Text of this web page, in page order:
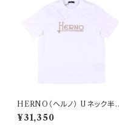
HERNO（ヘルノ） Uネック半
Tシャツ JG000154U 52010 1
000 33242
¥31,350